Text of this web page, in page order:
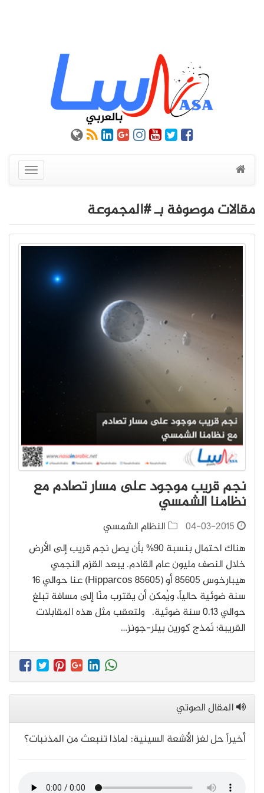
عرض
القائمة
مقالات موصوفة بـ #المجموعة
نجم قريب موجود على مسار تصادم مع
نظامنا الشمسي
04-03-2015
النظام الشمسي
هناك احتمال بنسبة 90% بأن يصل نجم قريب إلى الأرض
خلال النصف مليون عام القادم. يبعد القزم النجمي
هيبارخوس 85605 أو (Hipparcos 85605) عنا حوالي 16
سنة ضوئية حالياً، ويُمكن أن يقترب منّا إلى مسافة تبلغ
حوالي 0.13 سنة ضوئية. ولتعقب مثل هذه المقابلات
القريبة؛ نَمذج كورين بيلر-جونز…
المقال الصوتي
أخيراً حل لغز الأشعة السينية: لماذا تنبعث من المذنبات؟